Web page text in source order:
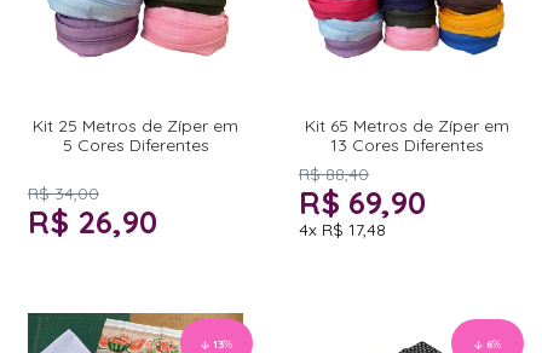
Kit 25 Metros de Zíper em
5 Cores Diferentes
R$ 34,00
R$ 26,90
Kit 65 Metros de Zíper em
13 Cores Diferentes
R$ 88,40
R$ 69,90
4x R$ 17,48
13% 6%